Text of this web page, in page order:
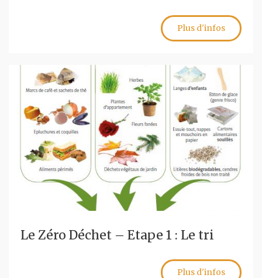
Plus d'infos
Le Zéro Déchet – Etape 1 : Le tri
Plus d'infos